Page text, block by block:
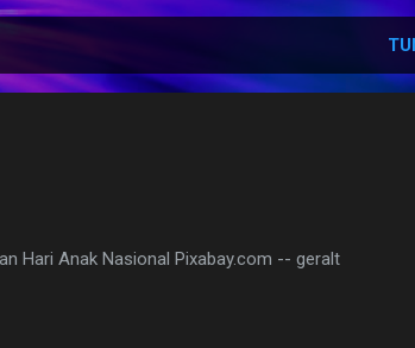
Hari Anak Nasional Pixabay.com -- geralt